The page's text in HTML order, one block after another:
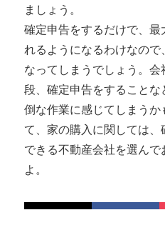
ましょう。
確定申告をするだけで、
れるようになるわけなの
なってしまうでしょう。
段、確定申告をすること
倒な作業に感じてしまう
て、家の購入に関しては
できる不動産会社を選ん
よ。